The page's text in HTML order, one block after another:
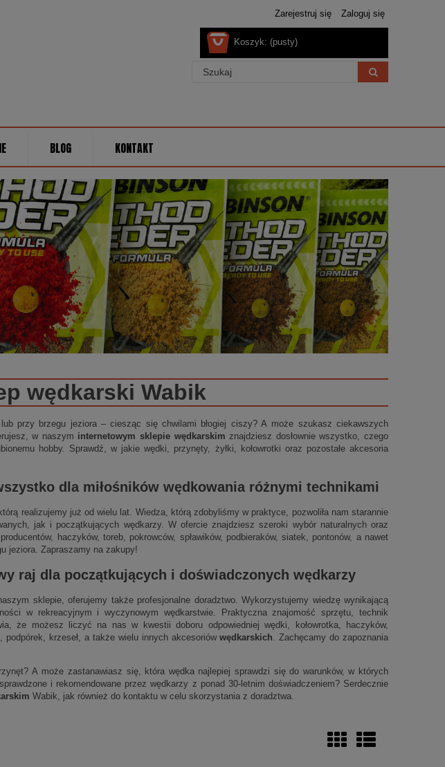
Zarejestruj się Zaloguj się
Koszyk: (pusty)
BLOG KONTAKT
wędkarski Wabik
przy brzegu jeziora – ciesząc się chwilami błogiej ciszy? A może szukasz ciekawszych
w naszym internetowym sklepie wędkarskim znajdziesz dosłownie wszystko, czego
hobby. Sprawdź, w jakie wędki, przynęty, żyłki, kołowrotki oraz pozostałe akcesoria
dla miłośników wędkowania różnymi technikami
realizujemy już od wielu lat. Wiedza, którą zdobyliśmy w praktyce, pozwoliła nam starannie
jak i początkujących wędkarzy. W ofercie znajdziesz szeroki wybór naturalnych oraz
haczyków, toreb, pokrowców, spławików, podbieraków, siatek, pontonów, a nawet
jeziora. Zapraszamy na zakupy!
raj dla początkujących i doświadczonych wędkarzy
sklepie, oferujemy także profesjonalne doradztwo. Wykorzystujemy wiedzę wynikającą
w rekreacyjnym i wyczynowym wędkarstwie. Praktyczna znajomość sprzętu, technik
że możesz liczyć na nas w kwestii doboru odpowiedniej wędki, kołowrotka, haczyków,
podpórek, krzeseł, a także wielu innych akcesoriówwędkarskich. Zachęcamy do zapoznania
A może zastanawiasz się, która wędka najlepiej sprawdzi się do warunków, w których
i rekomendowane przez wędkarzy z ponad 30-letnim doświadczeniem? Serdecznie
Wabik, jak również do kontaktu w celu skorzystania z doradztwa.